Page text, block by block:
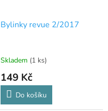
Bylinky revue 2/2017
Skladem (1 ks)
149 Kč
Do košíku